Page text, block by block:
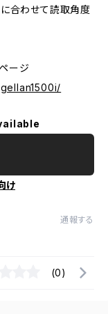
に合わせて読取角度
ージ
け
通報する
(0)